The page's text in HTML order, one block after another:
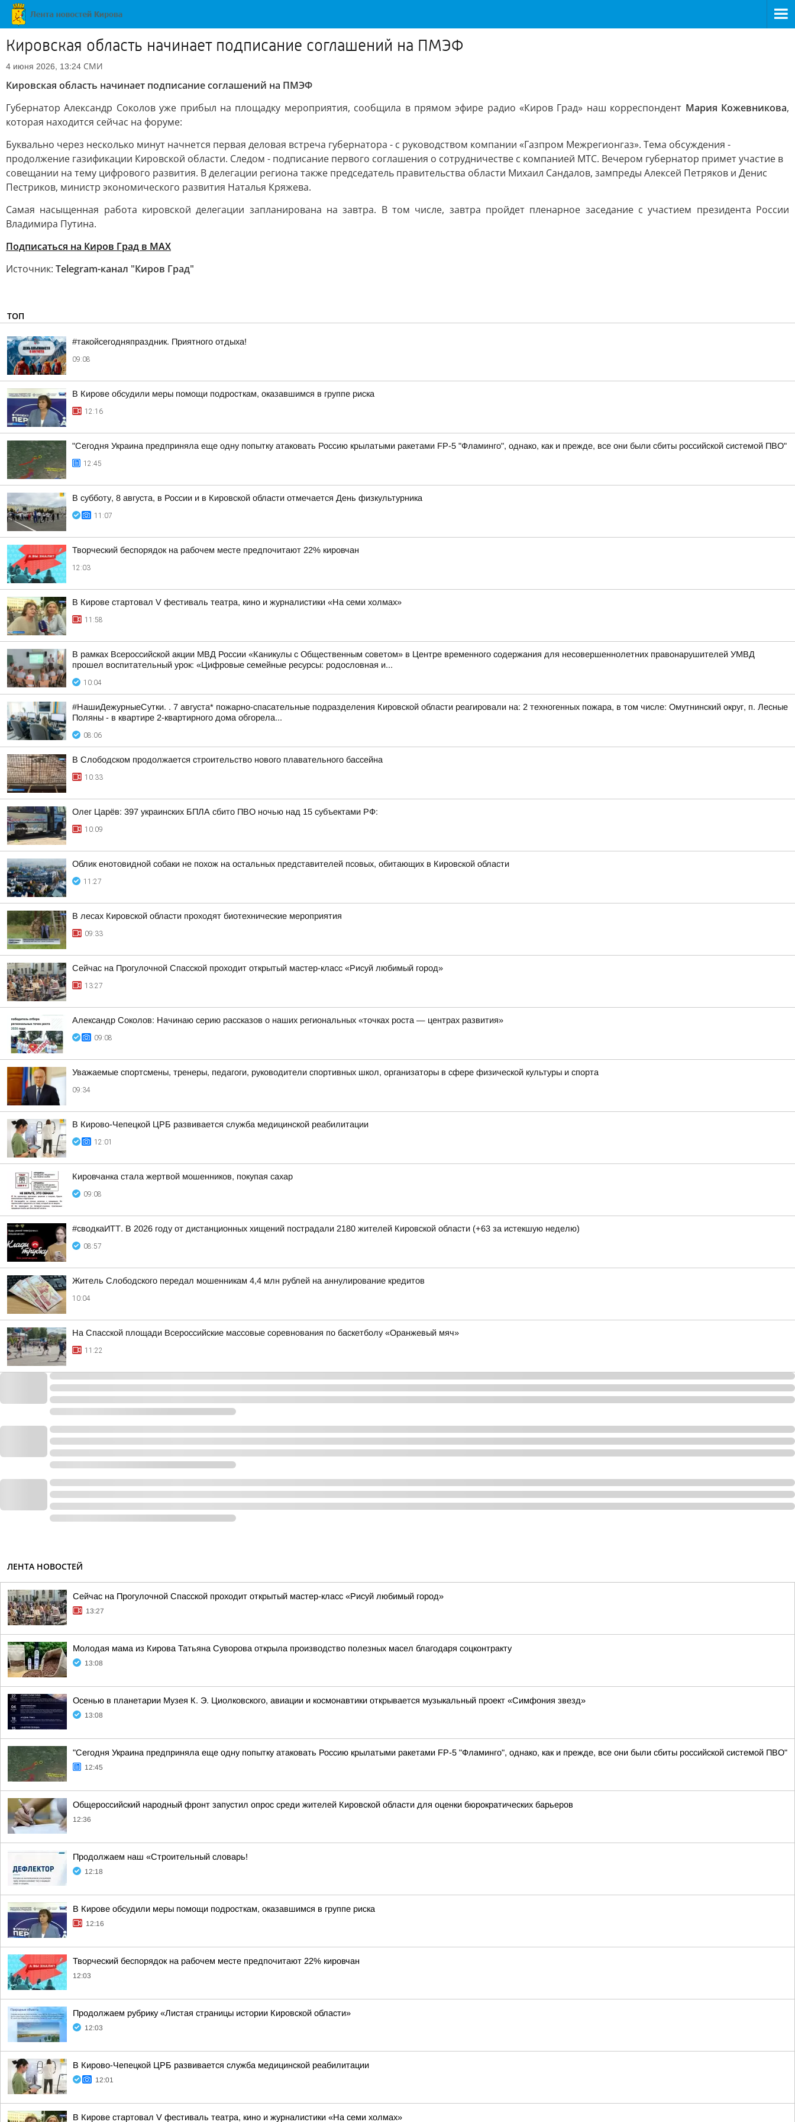
Кировская область начинает подписание соглашений на ПМЭФ
4 июня 2026, 13:24 СМИ
Кировская область начинает подписание соглашений на ПМЭФ
Губернатор Александр Соколов уже прибыл на площадку мероприятия, сообщила в прямом эфире радио «Киров Град» наш корреспондент Мария Кожевникова,
которая находится сейчас на форуме:
Буквально через несколько минут начнется первая деловая встреча губернатора - с руководством компании «Газпром Межрегионгаз». Тема обсуждения -
продолжение газификации Кировской области. Следом - подписание первого соглашения о сотрудничестве с компанией МТС. Вечером губернатор примет участие в
совещании на тему цифрового развития. В делегации региона также председатель правительства области Михаил Сандалов, зампреды Алексей Петряков и Денис
Пестриков, министр экономического развития Наталья Кряжева.
Самая насыщенная работа кировской делегации запланирована на завтра. В том числе, завтра пройдет пленарное заседание с участием президента России
Владимира Путина.
Подписаться на Киров Град в МАХ
Источник: Telegram-канал "Киров Град"
ТОП
#такойсегодняпраздник. Приятного отдыха!
09:08
В Кирове обсудили меры помощи подросткам, оказавшимся в группе риска
12:16
"Сегодня Украина предприняла еще одну попытку атаковать Россию крылатыми ракетами FP-5 "Фламинго", однако, как и прежде, все они были сбиты российской системой ПВО"
12:45
В субботу, 8 августа, в России и в Кировской области отмечается День физкультурника
11:07
Творческий беспорядок на рабочем месте предпочитают 22% кировчан
12:03
В Кирове стартовал V фестиваль театра, кино и журналистики «На семи холмах»
11:58
В рамках Всероссийской акции МВД России «Каникулы с Общественным советом» в Центре временного содержания для несовершеннолетних правонарушителей УМВД
прошел воспитательный урок: «Цифровые семейные ресурсы: родословная и...
10:04
#НашиДежурныеСутки. . 7 августа* пожарно-спасательные подразделения Кировской области реагировали на: 2 техногенных пожара, в том числе: Омутнинский округ, п. Лесные
Поляны - в квартире 2-квартирного дома обгорела...
08:06
В Слободском продолжается строительство нового плавательного бассейна
10:33
Олег Царёв: 397 украинских БПЛА сбито ПВО ночью над 15 субъектами РФ:
10:09
Облик енотовидной собаки не похож на остальных представителей псовых, обитающих в Кировской области
11:27
В лесах Кировской области проходят биотехнические мероприятия
09:33
Сейчас на Прогулочной Спасской проходит открытый мастер-класс «Рисуй любимый город»
13:27
Александр Соколов: Начинаю серию рассказов о наших региональных «точках роста — центрах развития»
09:08
Уважаемые спортсмены, тренеры, педагоги, руководители спортивных школ, организаторы в сфере физической культуры и спорта
09:34
В Кирово-Чепецкой ЦРБ развивается служба медицинской реабилитации
12:01
Кировчанка стала жертвой мошенников, покупая сахар
09:08
#сводкаИТТ. В 2026 году от дистанционных хищений пострадали 2180 жителей Кировской области (+63 за истекшую неделю)
08:57
Житель Слободского передал мошенникам 4,4 млн рублей на аннулирование кредитов
10:04
На Спасской площади Всероссийские массовые соревнования по баскетболу «Оранжевый мяч»
11:22
ЛЕНТА НОВОСТЕЙ
Сейчас на Прогулочной Спасской проходит открытый мастер-класс «Рисуй любимый город»
13:27
Молодая мама из Кирова Татьяна Суворова открыла производство полезных масел благодаря соцконтракту
13:08
Осенью в планетарии Музея К. Э. Циолковского, авиации и космонавтики открывается музыкальный проект «Симфония звезд»
13:08
"Сегодня Украина предприняла еще одну попытку атаковать Россию крылатыми ракетами FP-5 "Фламинго", однако, как и прежде, все они были сбиты российской системой ПВО"
12:45
Общероссийский народный фронт запустил опрос среди жителей Кировской области для оценки бюрократических барьеров
12:36
Продолжаем наш «Строительный словарь!
12:18
В Кирове обсудили меры помощи подросткам, оказавшимся в группе риска
12:16
Творческий беспорядок на рабочем месте предпочитают 22% кировчан
12:03
Продолжаем рубрику «Листая страницы истории Кировской области»
12:03
В Кирово-Чепецкой ЦРБ развивается служба медицинской реабилитации
12:01
В Кирове стартовал V фестиваль театра, кино и журналистики «На семи холмах»